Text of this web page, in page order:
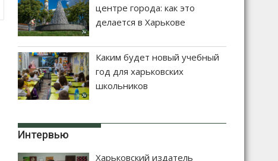
центре города: как это
делается в Харькове
Каким будет новый учебный
год для харьковских
школьников
Интервью
Харьковский издатель